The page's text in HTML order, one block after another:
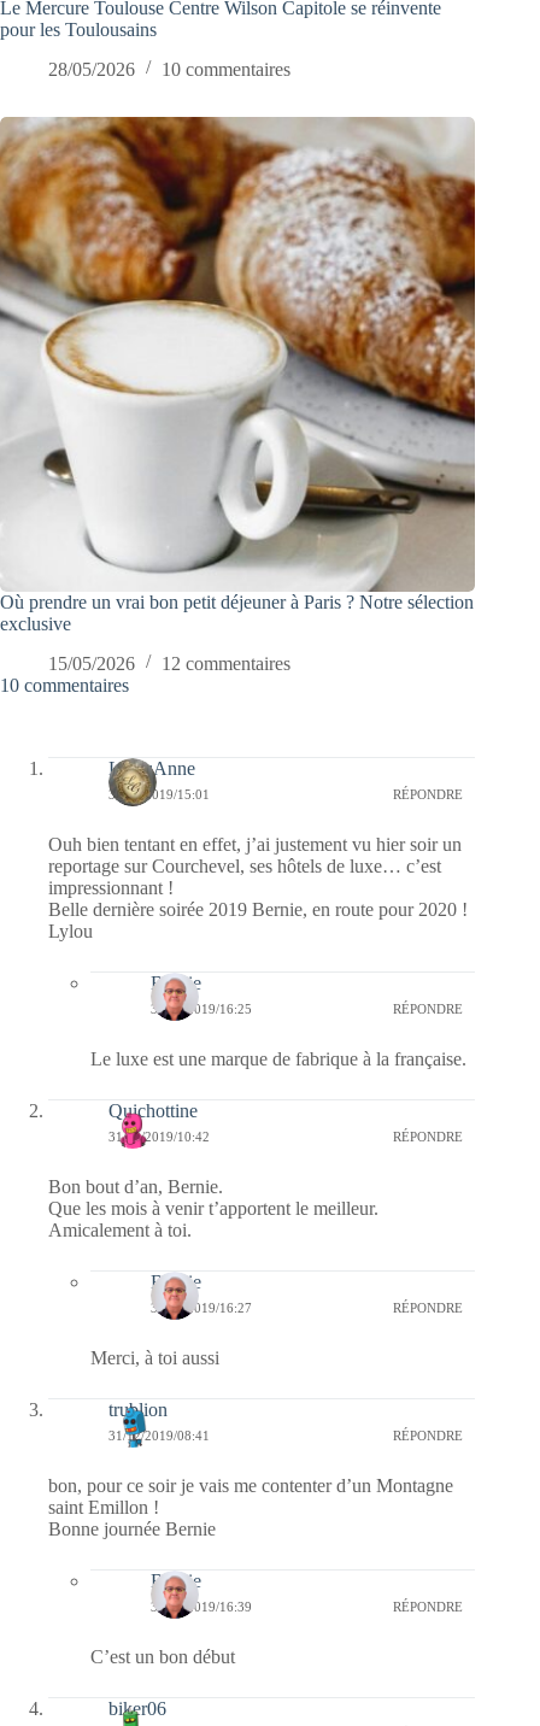
Le Mercure Toulouse Centre Wilson Capitole se réinvente
pour les Toulousains
28/05/2026
10 commentaires
Où prendre un vrai bon petit déjeuner à Paris ? Notre sélection
exclusive
15/05/2026
12 commentaires
10 commentaires
LylouAnne
31/12/2019/15:01 RÉPONDRE
Ouh bien tentant en effet, j’ai justement vu hier soir un
reportage sur Courchevel, ses hôtels de luxe… c’est
impressionnant !
Belle dernière soirée 2019 Bernie, en route pour 2020 !
Lylou
Bernie
31/12/2019/16:25 RÉPONDRE
Le luxe est une marque de fabrique à la française.
Quichottine
31/12/2019/10:42 RÉPONDRE
Bon bout d’an, Bernie.
Que les mois à venir t’apportent le meilleur.
Amicalement à toi.
Bernie
31/12/2019/16:27 RÉPONDRE
Merci, à toi aussi
trublion
31/12/2019/08:41 RÉPONDRE
bon, pour ce soir je vais me contenter d’un Montagne
saint Emillon !
Bonne journée Bernie
Bernie
31/12/2019/16:39 RÉPONDRE
C’est un bon début
biker06